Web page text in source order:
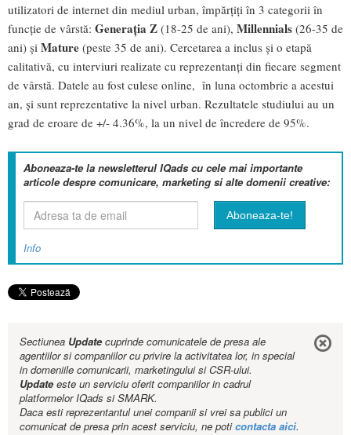
utilizatori de internet din mediul urban, împărțiți în 3 categorii în
funcție de vârstă: Generația Z (18-25 de ani), Millennials (26-35 de
ani) și Mature (peste 35 de ani). Cercetarea a inclus și o etapă
calitativă, cu interviuri realizate cu reprezentanți din fiecare segment
de vârstă. Datele au fost culese online, în luna octombrie a acestui
an, şi sunt reprezentative la nivel urban. Rezultatele studiului au un
grad de eroare de +/- 4.36%, la un nivel de încredere de 95%.
Aboneaza-te la newsletterul IQads cu cele mai importante
articole despre comunicare, marketing si alte domenii creative:
Info
Sectiunea Updatecuprinde comunicatele de presa ale
agentiilor si companiilor cu privire la activitatea lor, in special
in domeniile comunicarii, marketingului si CSR-ului.
Updateeste un serviciu oferit companiilor in cadrul
platformelor IQads si SMARK.
Daca esti reprezentantul unei companii si vrei sa publici un
comunicat de presa prin acest serviciu, ne poticontacta aici.